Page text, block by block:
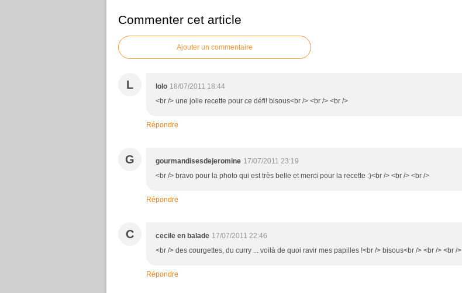
Commenter cet article
Ajouter un commentaire
L lolo 18/07/2011 18:44
<br /> une jolie recette pour ce défi! bisous<br /> <br /> <br />
Répondre
G gourmandisesdejeromine 17/07/2011 23:19
<br /> bravo pour la photo qui est très belle et merci pour la recette :)<br /> <br /> <br />
Répondre
C cecile en balade 17/07/2011 22:46
<br /> des courgettes, du curry ... voilà de quoi ravir mes papilles !<br /> bisous<br /> <br /> <br />
Répondre